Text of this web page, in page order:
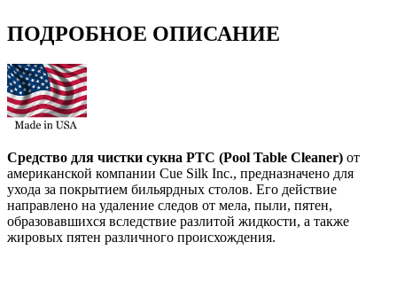
ПОДРОБНОЕ ОПИСАНИЕ
Средство для чистки сукна PTC (Pool Table Cleaner) от
американской компании Cue Silk Inc., предназначено для
ухода за покрытием бильярдных столов. Его действие
направлено на удаление следов от мела, пыли, пятен,
образовавшихся вследствие разлитой жидкости, а также
жировых пятен различного происхождения.